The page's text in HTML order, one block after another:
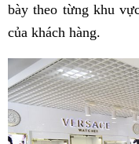
bày theo từng khu
của khách hàng.